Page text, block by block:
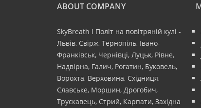
ABOUT COMPANY
SkyBreath І Політ на повітряній кулі -
Львів, Свірж, Тернопіль, Івано-
Франківськ, Чернівці, Луцьк, Рівне,
Надвірна, Галич, Рогатин, Буковель,
Ворохта, Верховина, Східниця,
Славське, Моршин, Дрогобич,
Трускавець, Стрий, Карпати, Західна